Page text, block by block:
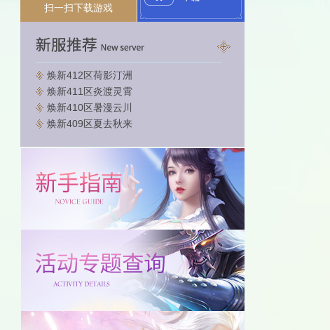
扫一扫下载游戏
焕新412区荷影汀洲
焕新411区炎渡灵霄
焕新410区暑漫云川
焕新409区夏去秋来